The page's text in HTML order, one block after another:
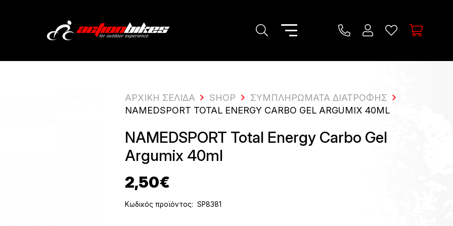
ΑΡΧΙΚΗ ΣΕΛΙΔΑ SHOP
ΣΥΜΠΛΗΡΏΜΑΤΑ ΔΙΑΤΡΟΦΉΣ
NAMEDSPORT TOTAL ENERGY CARBO GEL ARGUMIX 40ML
NAMEDSPORT Total Energy Carbo Gel
Argumix 40ml
2,50€
Κωδικός προϊόντος: SP8381